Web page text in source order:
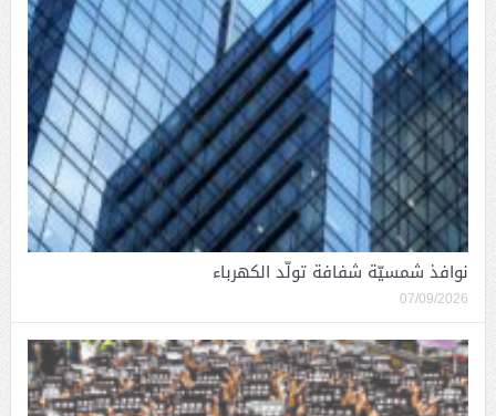
نوافذ شمسيّة شفافة تولّد الكهرباء
07/09/2026